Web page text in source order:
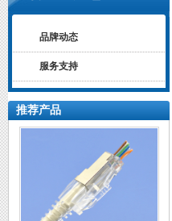
品牌动态
服务支持
推荐产品